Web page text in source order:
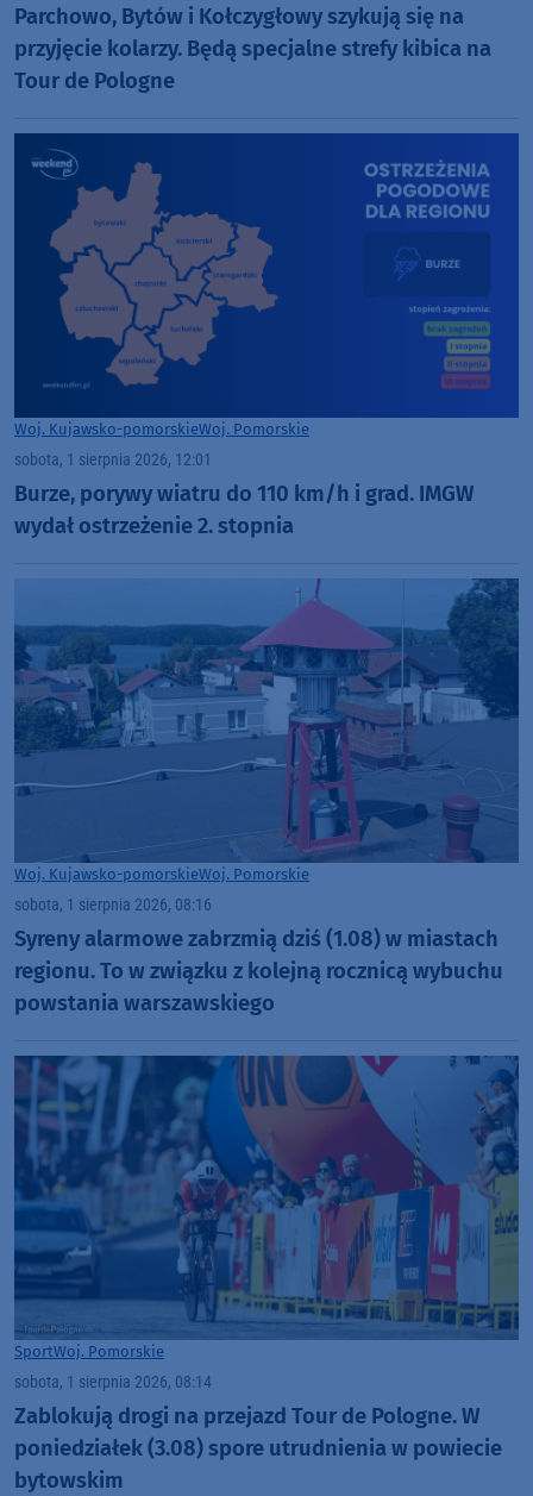
Parchowo, Bytów i Kołczygłowy szykują się na
przyjęcie kolarzy. Będą specjalne strefy kibica na
Tour de Pologne
Woj. Kujawsko-pomorskieWoj. Pomorskie
sobota, 1 sierpnia 2026, 12:01
Burze, porywy wiatru do 110 km/h i grad. IMGW
wydał ostrzeżenie 2. stopnia
Woj. Kujawsko-pomorskieWoj. Pomorskie
sobota, 1 sierpnia 2026, 08:16
Syreny alarmowe zabrzmią dziś (1.08) w miastach
regionu. To w związku z kolejną rocznicą wybuchu
powstania warszawskiego
SportWoj. Pomorskie
sobota, 1 sierpnia 2026, 08:14
Zablokują drogi na przejazd Tour de Pologne. W
poniedziałek (3.08) spore utrudnienia w powiecie
bytowskim